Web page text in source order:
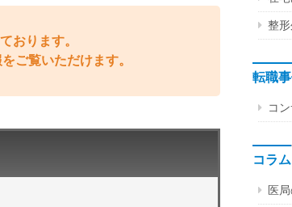
おります。
ご覧いただけます。
整形
転職事
コ
コラム
医